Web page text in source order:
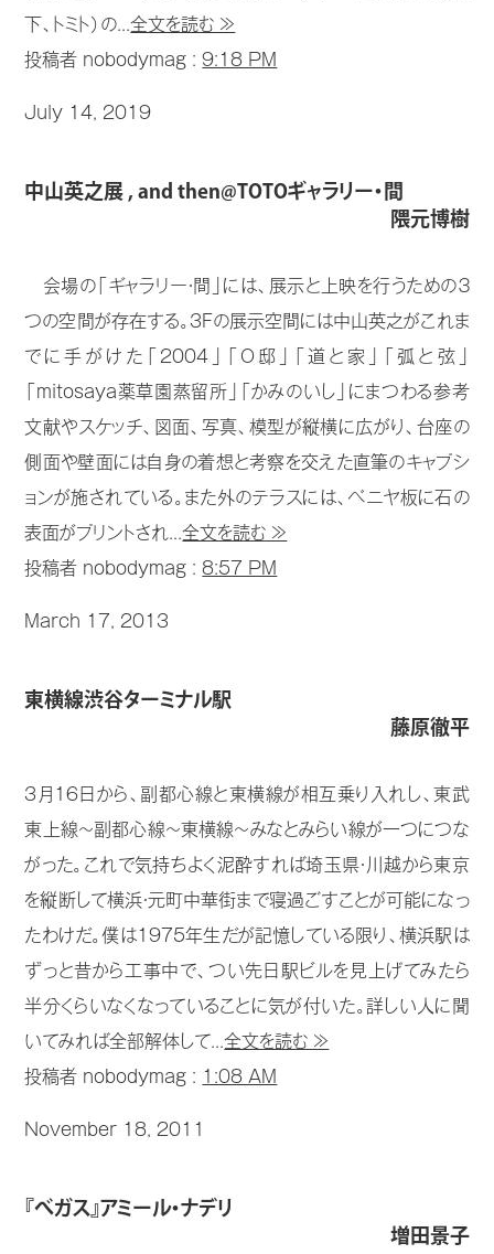
下、トミト）の...全文を読む ≫
投稿者 nobodymag :9:18 PM
July 14, 2019
中山英之展 , and then@TOTOギャラリー・間
隈元博樹
会場の「ギャラリー・間」には、展示と上映を行うための３
つの空間が存在する。3Fの展示空間には中山英之がこれま
でに手がけた「2004」「O邸」「道と家」「弧と弦」
「mitosaya薬草園蒸留所」「かみのいし」にまつわる参考
文献やスケッチ、図面、写真、模型が縦横に広がり、台座の
側面や壁面には自身の着想と考察を交えた直筆のキャプシ
ョンが施されている。また外のテラスには、ベニヤ板に石の
表面がプリントされ...全文を読む ≫
投稿者 nobodymag :8:57 PM
March 17, 2013
東横線渋谷ターミナル駅
藤原徹平
3月16日から、副都心線と東横線が相互乗り入れし、東武
東上線～副都心線～東横線～みなとみらい線が一つにつな
がった。これで気持ちよく泥酔すれば埼玉県・川越から東京
を縦断して横浜・元町中華街まで寝過ごすことが可能になっ
たわけだ。僕は1975年生だが記憶している限り、横浜駅は
ずっと昔から工事中で、つい先日駅ビルを見上げてみたら
半分くらいなくなっていることに気が付いた。詳しい人に聞
いてみれば全部解体して...全文を読む ≫
投稿者 nobodymag : 1:08 AM
November 18, 2011
『べガス』アミール・ナデリ
増田景子